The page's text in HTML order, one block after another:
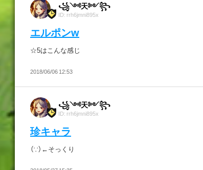
꧁༺天༻꧂
ID: rrh6jmni895x
エルポンw
☆5はこんな感じ
2018/06/06 12:53
꧁༺天༻꧂
ID: rrh6jmni895x
珍キャラ
（∵）←そっくり